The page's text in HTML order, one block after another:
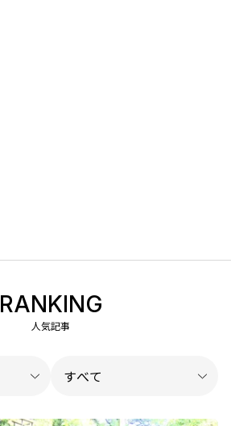
RANKING
人気記事